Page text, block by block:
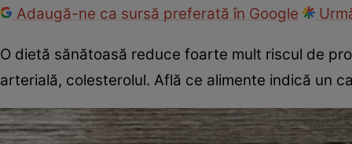
Adaugă-ne ca sursă preferată în Google
O dietă sănătoasă reduce foarte mult riscul de
arterială, colesterolul. Află ce alimente indică un